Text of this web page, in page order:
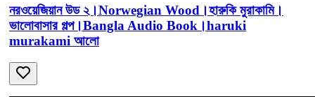
নরওয়েজিয়ান উড ২।Norwegian Wood।হারুকি মুরাকামি।
ভালোবাসার গল্প।Bangla Audio Book।haruki
murakami আলো